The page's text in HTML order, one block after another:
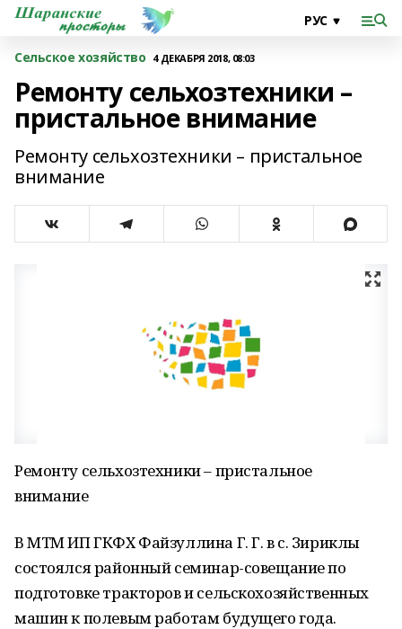
Сельское хозяйство 4 ДЕКАБРЯ 2018, 08:03
Ремонту сельхозтехники –
пристальное внимание
Ремонту сельхозтехники – пристальное
внимание
Ремонту сельхозтехники – пристальное
внимание
В МТМ ИП ГКФХ Файзуллина Г. Г. в с. Зириклы
состоялся районный семинар-совещание по
подготовке тракторов и сельскохозяйственных
машин к полевым работам будущего года.